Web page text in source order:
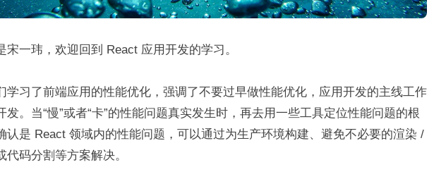
宋一玮，欢迎回到 React 应用开发的学习。
学习了前端应用的性能优化，强调了不要过早做性能优化，应用开发的主线工作
发。当“慢”或者“卡”的性能问题真实发生时，再去用一些工具定位性能问题的根
认是 React 领域内的性能问题，可以通过为生产环境构建、避免不必要的渲染 /
代码分割等方案解决。